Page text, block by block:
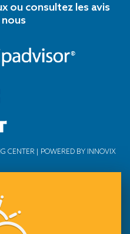
ou consultez les avis
CENTER | POWERED BY INNOVIX